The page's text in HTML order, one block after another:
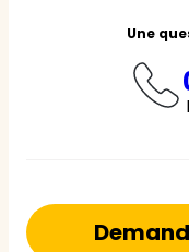
Une